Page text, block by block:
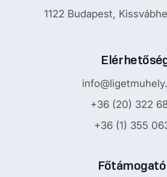
1122 Budapest,
+36 (20) 322
+36 (1) 355